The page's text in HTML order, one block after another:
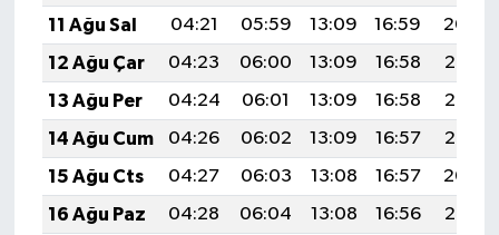
11 Ağu Sal
04:21 05:59 13:09 16:59
20:09
12 Ağu Çar
04:23 06:00 13:09 16:58
20:08
13 Ağu Per
04:24 06:01 13:09 16:58
20:07
14 Ağu Cum
04:26 06:02 13:09 16:57
20:06
15 Ağu Cts
04:27 06:03 13:08 16:57
20:04
16 Ağu Paz
04:28 06:04 13:08 16:56
20:03